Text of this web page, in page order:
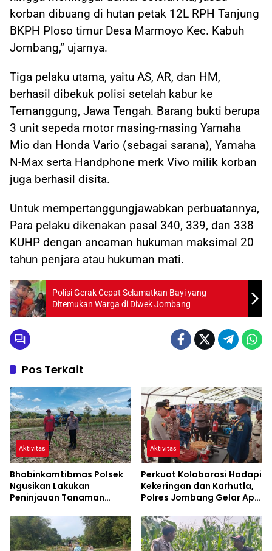
korban dibuang di hutan petak 12L RPH Tanjung
BKPH Ploso timur Desa Marmoyo Kec. Kabuh
Jombang,” ujarnya.
Tiga pelaku utama, yaitu AS, AR, dan HM,
berhasil dibekuk polisi setelah kabur ke
Temanggung, Jawa Tengah. Barang bukti berupa
3 unit sepeda motor masing-masing Yamaha
Mio dan Honda Vario (sebagai sarana), Yamaha
N-Max serta Handphone merk Vivo milik korban
juga berhasil disita.
Untuk mempertanggungjawabkan perbuatannya,
Para pelaku dikenakan pasal 340, 339, dan 338
KUHP dengan ancaman hukuman maksimal 20
tahun penjara atau hukuman mati.
Polisi Gerak Cepat Selamatkan Bayi yang
Ditemukan Warga di Diwek Jombang
Pos Terkait
Aktivitas
Bhabinkamtibmas Polsek
Ngusikan Lakukan
Peninjauan Tanaman
Mendukung Ketahanan
Pangan
Aktivitas
Perkuat Kolaborasi Hadapi
Kekeringan dan Karhutla,
Polres Jombang Gelar Apel